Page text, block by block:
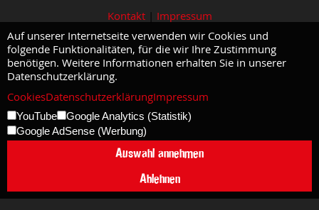
Kontakt| Impressum
Auf unserer Internetseite verwenden wir Cookies und
folgende Funktionalitäten, für die wir Ihre Zustimmung
benötigen. Weitere Informationen erhalten Sie in unserer
Datenschutzerklärung.
CookiesDatenschutzerklärungImpressum
YouTube
Google Analytics (Statistik)
Google AdSense (Werbung)
Auswahl annehmen
Ablehnen